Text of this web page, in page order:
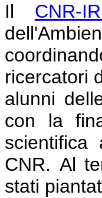
Il CNR-
ricercatori
alunni
con la
scientifica
CNR. Al
stati